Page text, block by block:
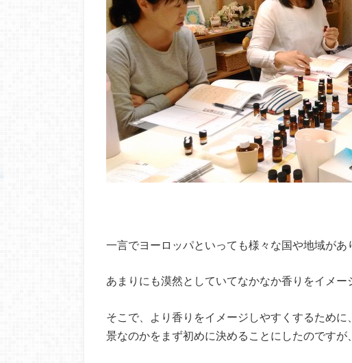
一言でヨーロッパといっても様々な国や地域があ
あまりにも漠然としていてなかなか香りをイメー
そこで、より香りをイメージしやすくするため
景なのかをまず初めに決めることにしたのですが、